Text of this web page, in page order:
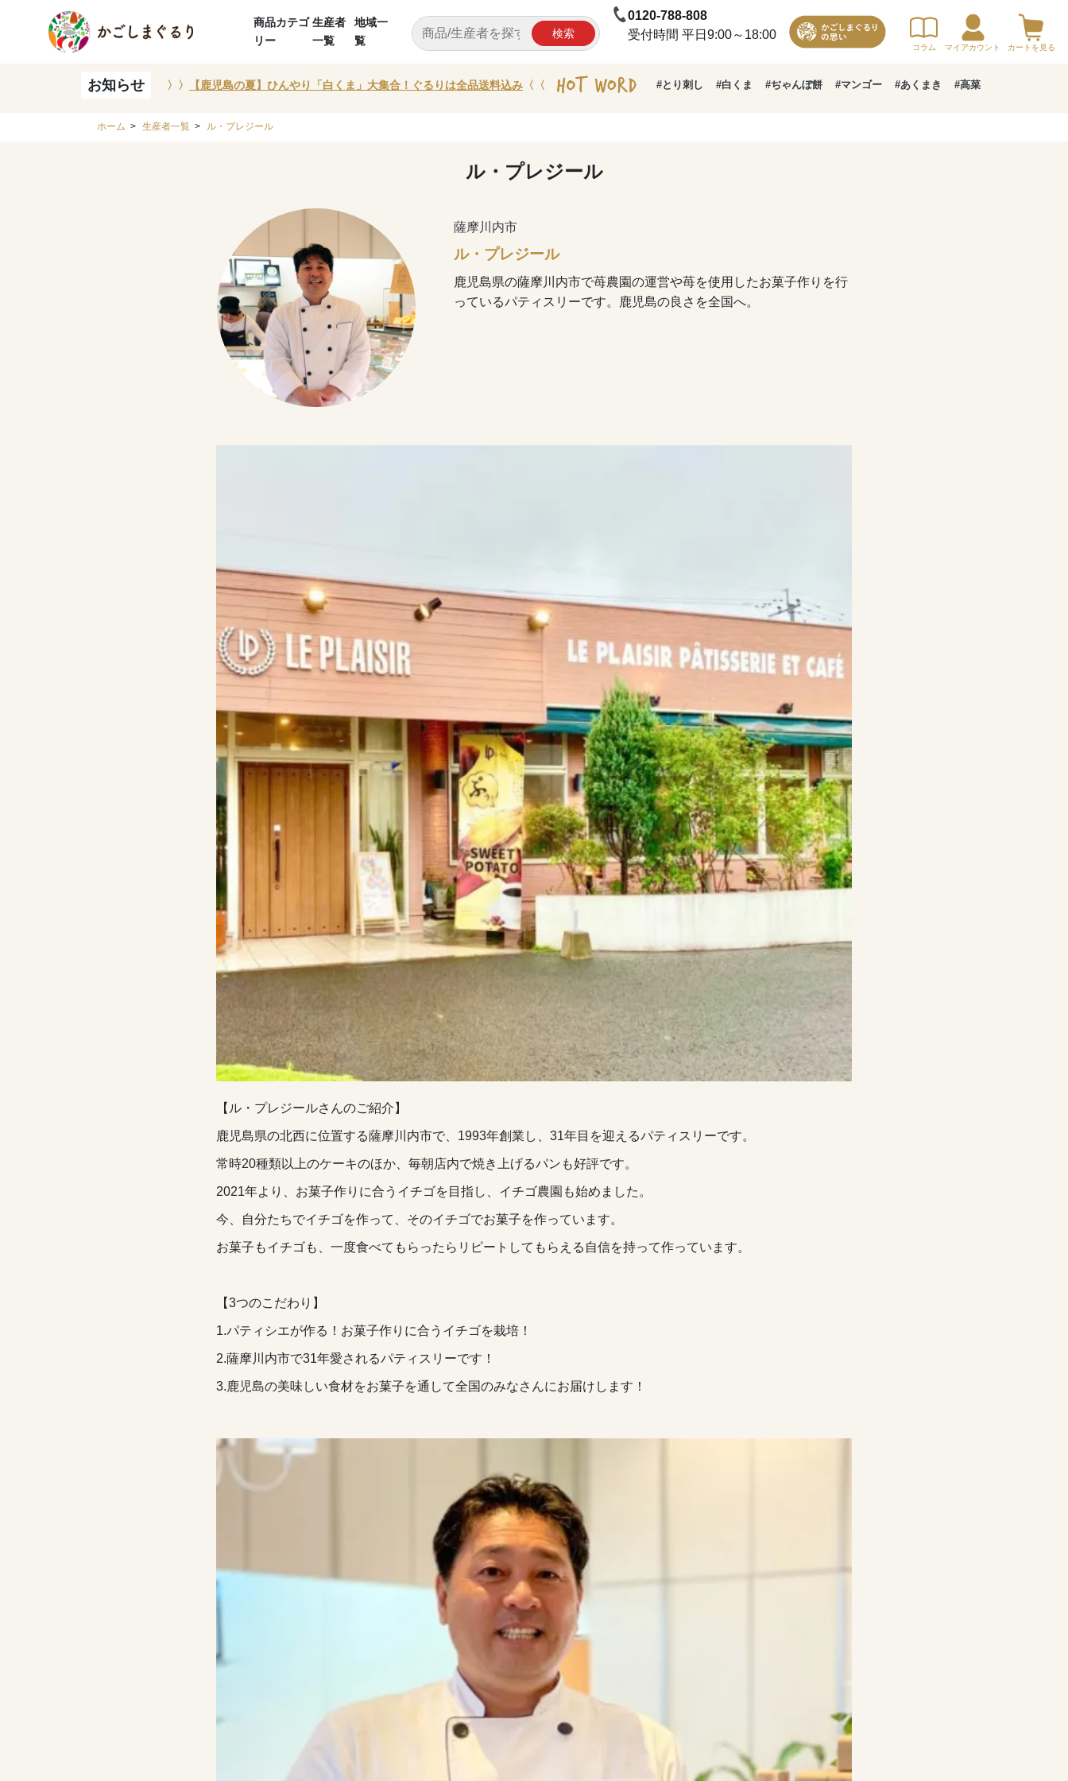
商品カテゴ
リー
生産者
一覧
地域一
覧
検索
0120-788-808
受付時間 平日9:00～18:00
コラム マイアカウント カートを見る
お知らせ 〉〉 【鹿児島の夏】ひんやり「白くま」大集合！ぐるりは全品送料込み 〈〈 #とり刺し #白くま #ぢゃんぼ餅 #マンゴー #あくまき #高菜
ホーム > 生産者一覧 > ル・プレジール
ル・プレジール
薩摩川内市
ル・プレジール
鹿児島県の薩摩川内市で苺農園の運営や苺を使用したお菓子作りを行
っているパティスリーです。鹿児島の良さを全国へ。
【ル・プレジールさんのご紹介】
鹿児島県の北西に位置する薩摩川内市で、1993年創業し、31年目を迎えるパティスリーです。
常時20種類以上のケーキのほか、毎朝店内で焼き上げるパンも好評です。
2021年より、お菓子作りに合うイチゴを目指し、イチゴ農園も始めました。
今、自分たちでイチゴを作って、そのイチゴでお菓子を作っています。
お菓子もイチゴも、一度食べてもらったらリピートしてもらえる自信を持って作っています。
【3つのこだわり】
1.パティシエが作る！お菓子作りに合うイチゴを栽培！
2.薩摩川内市で31年愛されるパティスリーです！
3.鹿児島の美味しい食材をお菓子を通して全国のみなさんにお届けします！